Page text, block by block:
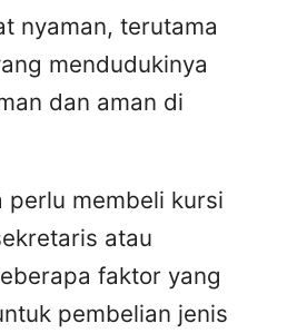
nyaman, terutama
mendudukinya
dan aman di
perlu membeli kursi
atau
faktor yang
pembelian jenis